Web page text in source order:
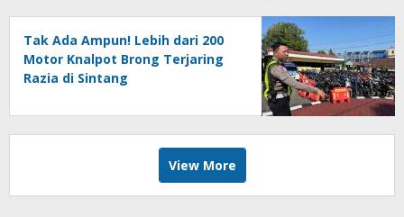
Tak Ada Ampun! Lebih dari 200
Motor Knalpot Brong Terjaring
Razia di Sintang
View More